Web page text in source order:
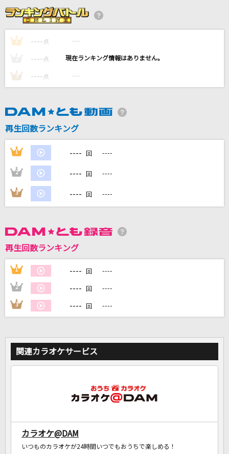
モーニング娘。
ideal white
あぶく
菅田将暉
カラオケ最新情報をチェック！
1 ---- 点 ----
---- 点 ----
3 ---- 点 ----
再生回数ランキング
1 ---- 回 ----
2 ---- 回 ----
3 ---- 回 ----
再生回数ランキング
1 ---- 回 ----
2 ---- 回 ----
3 ---- 回 ----
関連カラオケサービス
カラオケ@DAM
いつものカラオケが24時間いつでもおうちで楽しめる！